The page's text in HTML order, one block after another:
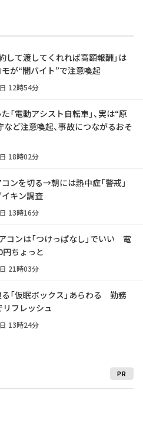
して渡してくれれば高額報酬」は
が“闇バイト”で注意喚起
12時54分
「電動アシスト自転車」、実は“原
ど注意喚起、事故につながるおそ
18時02分
ンを切る→朝には熱中症「警戒」
キン調査
13時16分
コンは「つけっぱなし」でいい 電
ちょっと
21時03分
「仮眠ボックス」あらわる 勤務
フレッシュ
13時24分
PR